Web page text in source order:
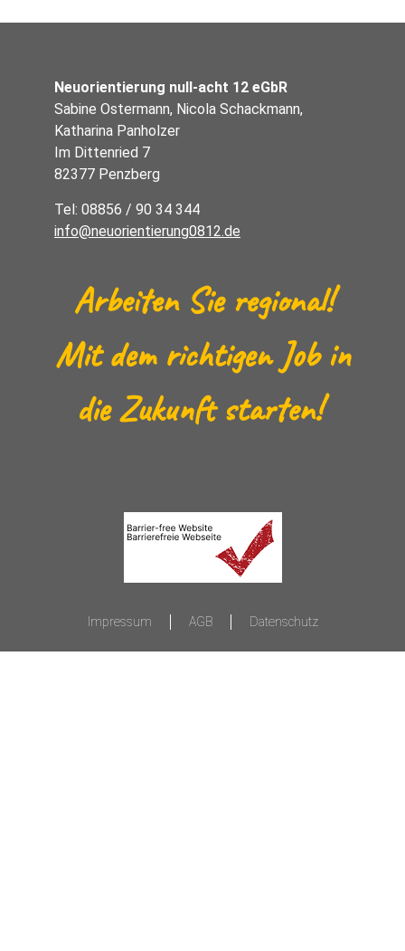
Neuorientierung null-acht 12 eGbR
Sabine Ostermann, Nicola Schackmann,
Katharina Panholzer
Im Dittenried 7
82377 Penzberg
Tel: 08856 / 90 34 344
info@neuorientierung0812.de
Arbeiten Sie regional!
Mit dem richtigen Job in
die Zukunft starten!
Impressum AGB Datenschutz